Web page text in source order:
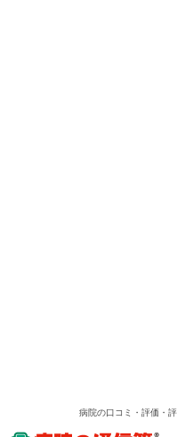
病院の口コミ・評価・